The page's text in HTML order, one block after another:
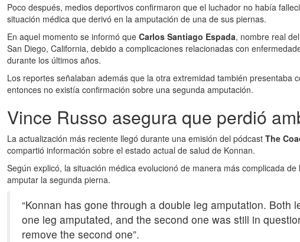
Poco después, medios deportivos confirmaron que el luchador no había
situación médica que derivó en la amputación de una de sus piernas.
En aquel momento se informó que Carlos Santiago Espada, nombre real
San Diego, California, debido a complicaciones relacionadas con
durante los últimos años.
Los reportes señalaban además que la otra extremidad también presentaba
entonces no existía confirmación sobre una segunda amputación.
Vince Russo asegura que perdió
La actualización más reciente llegó durante una emisión del pódcast The
compartió información sobre el estado actual de salud de Konnan.
Según explicó, la situación médica evolucionó de manera más complicada
amputar la segunda pierna.
“Konnan has gone through a double leg amputation. Both
one leg amputated, and the second one was still in
remove the second one”.